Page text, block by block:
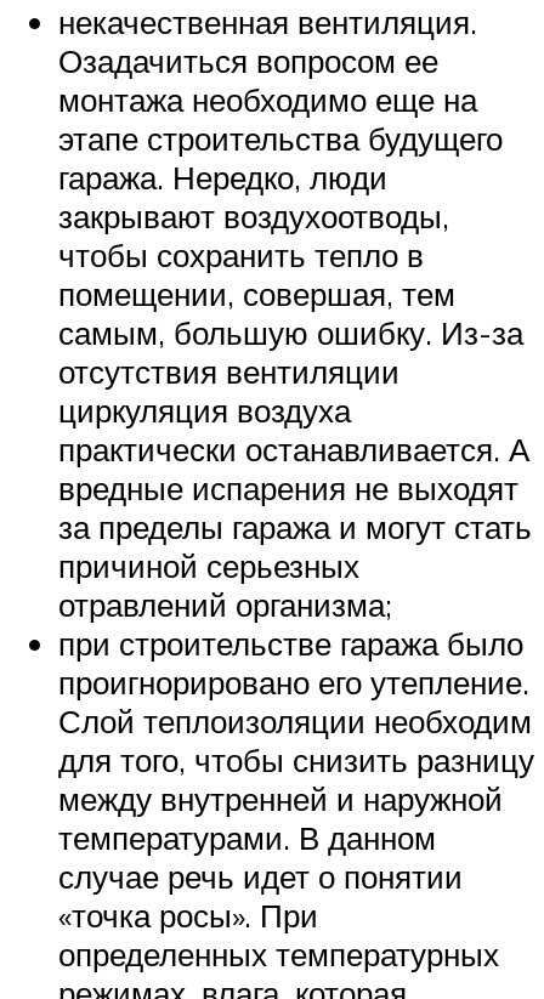
некачественная вентиляция.
Озадачиться вопросом ее
монтажа необходимо еще на
этапе строительства будущего
гаража. Нередко, люди
закрывают воздухоотводы,
чтобы сохранить тепло в
помещении, совершая, тем
самым, большую ошибку. Из-за
отсутствия вентиляции
циркуляция воздуха
практически останавливается. А
вредные испарения не выходят
за пределы гаража и могут стать
причиной серьезных
отравлений организма;
при строительстве гаража было
проигнорировано его утепление.
Слой теплоизоляции необходим
для того, чтобы снизить разницу
между внутренней и наружной
температурами. В данном
случае речь идет о понятии
«точка росы». При
определенных температурных